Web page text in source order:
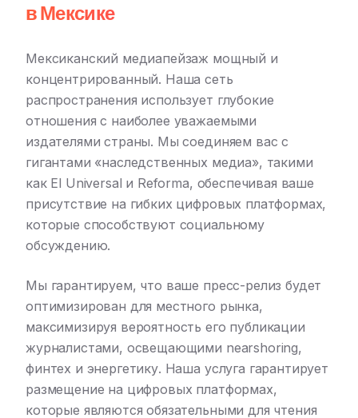
в Мексике
Мексиканский медиапейзаж мощный и
концентрированный. Наша сеть
распространения использует глубокие
отношения с наиболее уважаемыми
издателями страны. Мы соединяем вас с
гигантами «наследственных медиа», такими
как El Universal и Reforma, обеспечивая ваше
присутствие на гибких цифровых платформах,
которые способствуют социальному
обсуждению.
Мы гарантируем, что ваше пресс-релиз будет
оптимизирован для местного рынка,
максимизируя вероятность его публикации
журналистами, освещающими nearshoring,
финтех и энергетику. Наша услуга гарантирует
размещение на цифровых платформах,
которые являются обязательными для чтения